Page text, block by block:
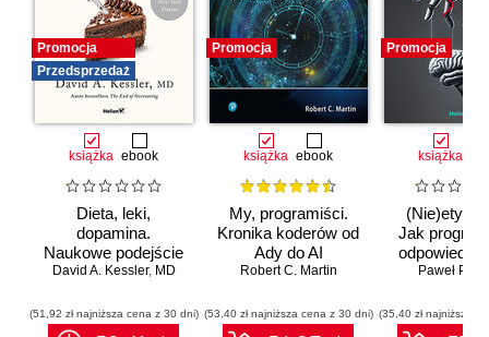
Promocja
Przedsprzedaż
książka ebook
Dieta, leki,
dopamina.
Naukowe podejście
do uzależnienia od
GLP-1 i roli
zdrowych nawyków
David A. Kessler, MD
(51,92 zł najniższa cena z 30 dni)
Promocja
książka ebook
My, programiści.
Kronika koderów od
Ady do AI
Robert C. Martin
(53,40 zł najniższa cena z 30 dni)
Promocja
książka
Jak
erze
Paweł
(35,40 zł najniższa